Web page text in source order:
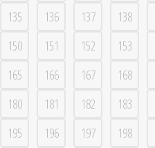
135
136 137 138
150
151 152 153
165
166 167 168
180
181 182 183
195
196 197 198